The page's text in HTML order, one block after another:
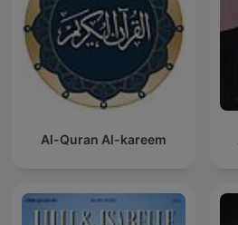
Al-Quran Al-kareem